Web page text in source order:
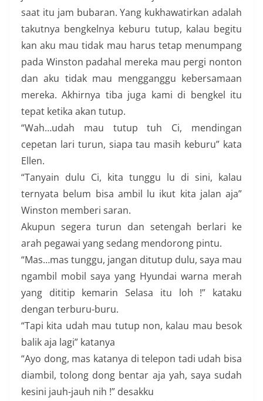
saat itu jam bubaran. Yang kukhawatirkan adalah
takutnya bengkelnya keburu tutup, kalau begitu
kan aku mau tidak mau harus tetap menumpang
pada Winston padahal mereka mau pergi nonton
dan aku tidak mau mengganggu kebersamaan
mereka. Akhirnya tiba juga kami di bengkel itu
tepat ketika akan tutup.
“Wah…udah mau tutup tuh Ci, mendingan
cepetan lari turun, siapa tau masih keburu” kata
Ellen.
“Tanyain dulu Ci, kita tunggu lu di sini, kalau
ternyata belum bisa ambil lu ikut kita jalan aja”
Winston memberi saran.
Akupun segera turun dan setengah berlari ke
arah pegawai yang sedang mendorong pintu.
“Mas…mas tunggu, jangan ditutup dulu, saya mau
ngambil mobil saya yang Hyundai warna merah
yang dititip kemarin Selasa itu loh !” kataku
dengan terburu-buru.
“Tapi kita udah mau tutup non, kalau mau besok
balik aja lagi” katanya
“Ayo dong, mas katanya di telepon tadi udah bisa
diambil, tolong dong bentar aja yah, saya sudah
kesini jauh-jauh nih !” desakku